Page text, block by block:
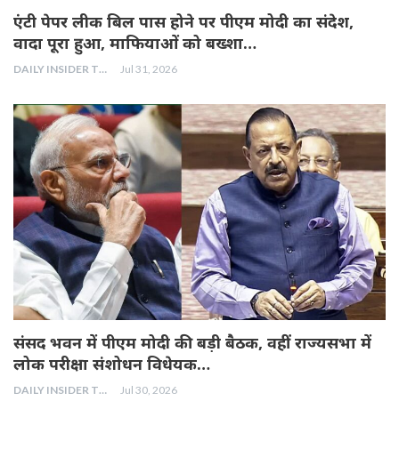
एंटी पेपर लीक बिल पास होने पर पीएम मोदी का संदेश,
वादा पूरा हुआ, माफियाओं को बख्शा…
DAILY INSIDER TEAM Jul 31, 2026
संसद भवन में पीएम मोदी की बड़ी बैठक, वहीं राज्यसभा में
लोक परीक्षा संशोधन विधेयक…
DAILY INSIDER TEAM Jul 30, 2026